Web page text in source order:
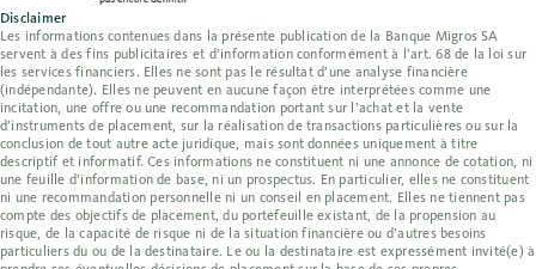
Disclaimer
Les informations contenues dans la présente publication de la Banque Migros SA
servent à des fins publicitaires et d’information conformément à l’art. 68 de la loi sur
les services financiers. Elles ne sont pas le résultat d’une analyse financière
(indépendante). Elles ne peuvent en aucune façon être interprétées comme une
incitation, une offre ou une recommandation portant sur l’achat et la vente
d’instruments de placement, sur la réalisation de transactions particulières ou sur la
conclusion de tout autre acte juridique, mais sont données uniquement à titre
descriptif et informatif. Ces informations ne constituent ni une annonce de cotation, ni
une feuille d’information de base, ni un prospectus. En particulier, elles ne constituent
ni une recommandation personnelle ni un conseil en placement. Elles ne tiennent pas
compte des objectifs de placement, du portefeuille existant, de la propension au
risque, de la capacité de risque ni de la situation financière ou d’autres besoins
particuliers du ou de la destinataire. Le ou la destinataire est expressément invité(e) à